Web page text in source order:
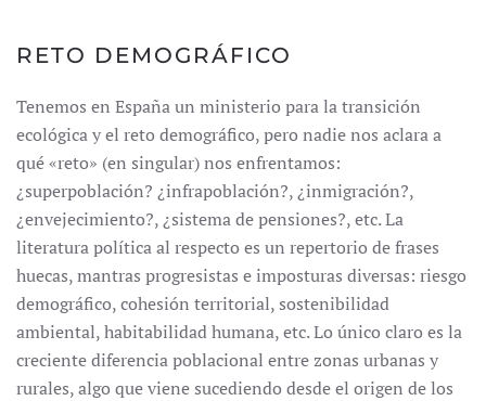
RETO DEMOGRÁFICO
Tenemos en España un ministerio para la transición
ecológica y el reto demográfico, pero nadie nos aclara a
qué «reto» (en singular) nos enfrentamos:
¿superpoblación? ¿infrapoblación?, ¿inmigración?,
¿envejecimiento?, ¿sistema de pensiones?, etc. La
literatura política al respecto es un repertorio de frases
huecas, mantras progresistas e imposturas diversas: riesgo
demográfico, cohesión territorial, sostenibilidad
ambiental, habitabilidad humana, etc. Lo único claro es la
creciente diferencia poblacional entre zonas urbanas y
rurales, algo que viene sucediendo desde el origen de los